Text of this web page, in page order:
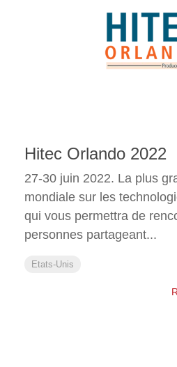
Hitec Orlando 2022
27-30 juin 2022. La plus
mondiale sur les
qui vous permettra de
personnes partageant...
Etats-Unis